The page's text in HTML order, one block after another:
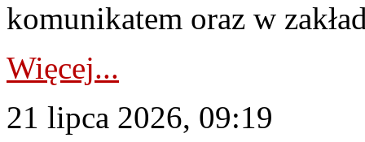
komunikatem oraz w
Więcej...
21 lipca 2026, 09:19